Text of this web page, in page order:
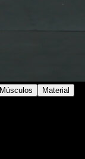
Músculos Material